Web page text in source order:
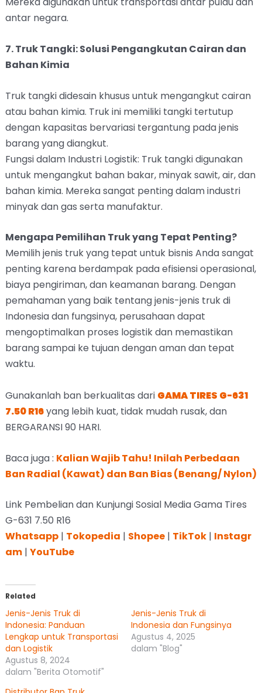
antar negara.
7. Truk Tangki: Solusi Pengangkutan Cairan dan
Bahan Kimia
Truk tangki didesain khusus untuk mengangkut cairan
atau bahan kimia. Truk ini memiliki tangki tertutup
dengan kapasitas bervariasi tergantung pada jenis
barang yang diangkut.
Fungsi dalam Industri Logistik: Truk tangki digunakan
untuk mengangkut bahan bakar, minyak sawit, air, dan
bahan kimia. Mereka sangat penting dalam industri
minyak dan gas serta manufaktur.
Mengapa Pemilihan Truk yang Tepat Penting?
Memilih jenis truk yang tepat untuk bisnis Anda sangat
penting karena berdampak pada efisiensi operasional,
biaya pengiriman, dan keamanan barang. Dengan
pemahaman yang baik tentang jenis-jenis truk di
Indonesia dan fungsinya, perusahaan dapat
mengoptimalkan proses logistik dan memastikan
barang sampai ke tujuan dengan aman dan tepat
waktu.
Gunakanlah ban berkualitas dari GAMA TIRES G-631
7.50 R16yang lebih kuat, tidak mudah rusak, dan
BERGARANSI 90 HARI.
Baca juga : Kalian Wajib Tahu! Inilah Perbedaan
Ban Radial (Kawat) dan Ban Bias (Benang/ Nylon)
Link Pembelian dan Kunjungi Sosial Media Gama Tires
G-631 7.50 R16
Whatsapp| Tokopedia | Shopee| TikTok| Instagr
am| YouTube
Related
Jenis-Jenis Truk di
Indonesia: Panduan
Lengkap untuk Transportasi
dan Logistik
Agustus 8, 2024
dalam "Berita Otomotif"
Jenis-Jenis Truk di
Indonesia dan Fungsinya
Agustus 4, 2025
dalam "Blog"